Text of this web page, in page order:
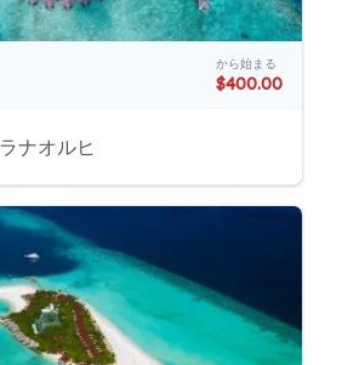
から始まる
$400.00
ナオルヒ